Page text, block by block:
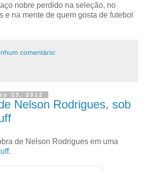
nobre perdido na seleção, no
e na mente de quem gosta de futebol
comentário:
23, 2012
Nelson Rodrigues, sob
de Nelson Rodrigues em uma
.